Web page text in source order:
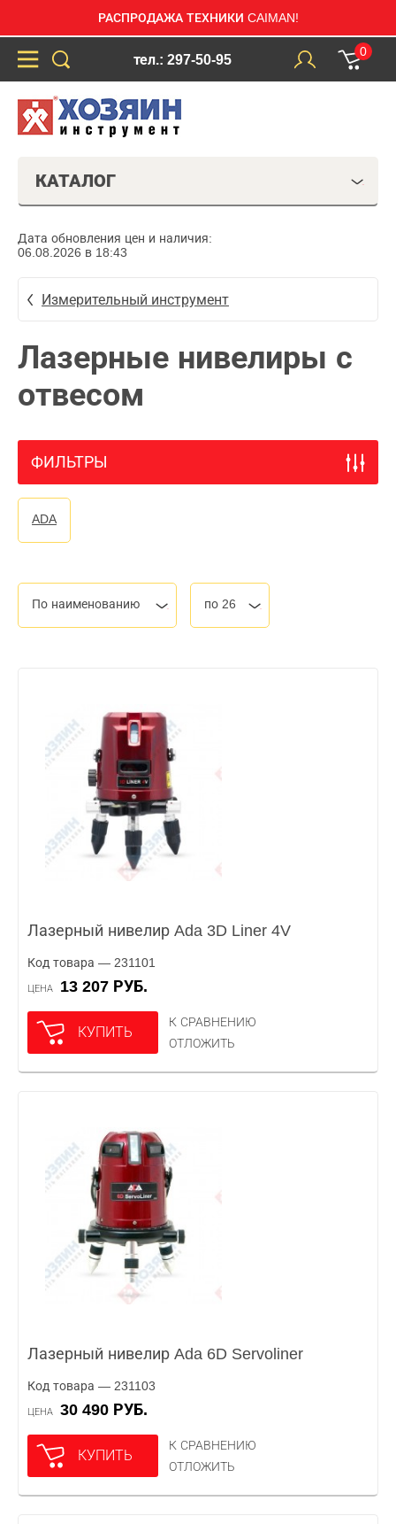
РАСПРОДАЖА ТЕХНИКИ CAIMAN!
тел.: 297-50-95
0
КАТАЛОГ
Дата обновления цен и наличия:
06.08.2026 в 18:43
Измерительный инструмент
Лазерные нивелиры с
отвесом
ФИЛЬТРЫ
ADA
По наименованию по 26
Лазерный нивелир Ada 3D Liner 4V
Код товара — 231101
ЦЕНА 13 207 РУБ.
КУПИТЬ
К СРАВНЕНИЮ
ОТЛОЖИТЬ
Лазерный нивелир Ada 6D Servoliner
Код товара — 231103
ЦЕНА 30 490 РУБ.
КУПИТЬ
К СРАВНЕНИЮ
ОТЛОЖИТЬ